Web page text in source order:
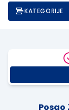
KATEGORIJE
Posao